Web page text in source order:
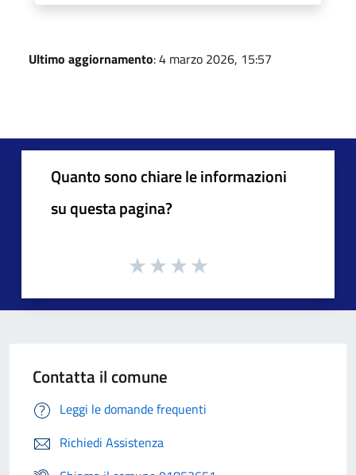
Ultimo aggiornamento: 4 marzo 2026, 15:57
Quanto sono chiare le informazioni
su questa pagina?
Contatta il comune
Leggi le domande frequenti
Richiedi Assistenza